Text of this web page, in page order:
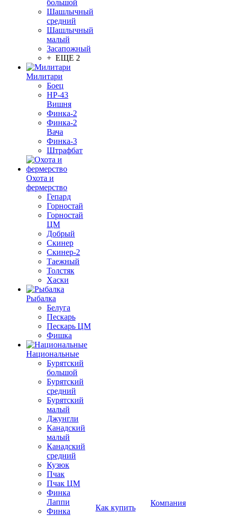
большой
Шашлычный
средний
Шашлычный
малый
Засапожный
+ ЕЩЕ 2
Милитари
Боец
НР-43
Вишня
Финка-2
Финка-2
Вача
Финка-3
Штрафбат
Охота и
фермерство
Гепард
Горностай
Горностай
ЦМ
Добрый
Скинер
Скинер-2
Таежный
Толстяк
Хаски
Рыбалка
Белуга
Пескарь
Пескарь ЦМ
Фишка
Национальные
Бурятский
большой
Бурятский
средний
Бурятский
малый
Джунгли
Канадский
малый
Канадский
средний
Кузюк
Пчак
Пчак ЦМ
Финка
Лаппи
Финка
Как купить
Компания